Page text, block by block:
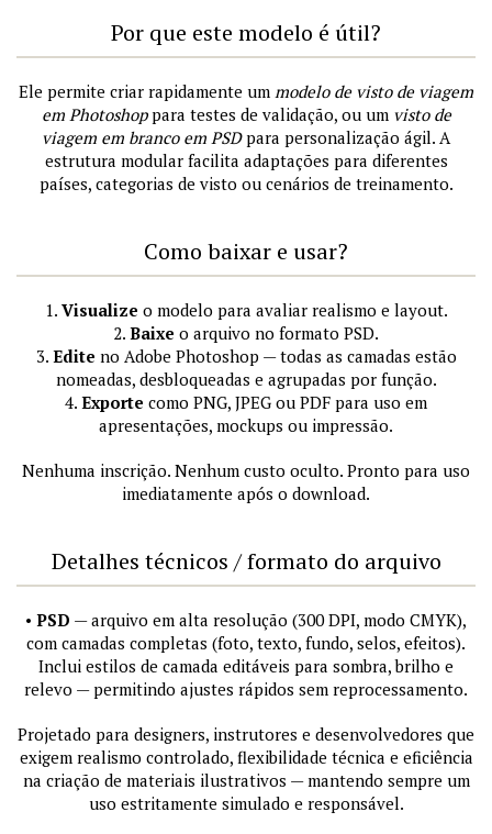
Por que este modelo é útil?
Ele permite criar rapidamente um modelo de visto de viagem
em Photoshoppara testes de validação, ou um visto de
viagem em branco em PSDpara personalização ágil. A
estrutura modular facilita adaptações para diferentes
países, categorias de visto ou cenários de treinamento.
Como baixar e usar?
1. Visualize o modelo para avaliar realismo e layout.
2. Baixe o arquivo no formato PSD.
3. Edite no Adobe Photoshop — todas as camadas estão
nomeadas, desbloqueadas e agrupadas por função.
4. Exporte como PNG, JPEG ou PDF para uso em
apresentações, mockups ou impressão.
Nenhuma inscrição. Nenhum custo oculto. Pronto para uso
imediatamente após o download.
Detalhes técnicos / formato do arquivo
• PSD — arquivo em alta resolução (300 DPI, modo CMYK),
com camadas completas (foto, texto, fundo, selos, efeitos).
Inclui estilos de camada editáveis para sombra, brilho e
relevo — permitindo ajustes rápidos sem reprocessamento.
Projetado para designers, instrutores e desenvolvedores que
exigem realismo controlado, flexibilidade técnica e eficiência
na criação de materiais ilustrativos — mantendo sempre um
uso estritamente simulado e responsável.